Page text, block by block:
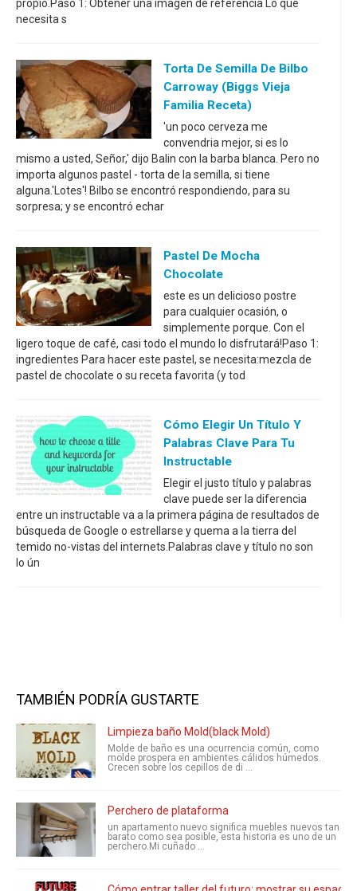
propio.Paso 1: Obtener una imagen de referencia Lo que
necesita s
Torta De Semilla De Bilbo
Carroway (Biggs Vieja
Familia Receta)
'un poco cerveza me
convendria mejor, si es lo
mismo a usted, Señor,' dijo Balin con la barba blanca. Pero no
importa algunos pastel - torta de la semilla, si tiene
alguna.'Lotes'! Bilbo se encontró respondiendo, para su
sorpresa; y se encontró echar
Pastel De Mocha
Chocolate
este es un delicioso postre
para cualquier ocasión, o
simplemente porque. Con el
ligero toque de café, casi todo el mundo lo disfrutará!Paso 1:
ingredientes Para hacer este pastel, se necesita:mezcla de
pastel de chocolate o su receta favorita (y tod
Cómo Elegir Un Título Y
Palabras Clave Para Tu
Instructable
Elegir el justo título y palabras
clave puede ser la diferencia
entre un instructable va a la primera página de resultados de
búsqueda de Google o estrellarse y quema a la tierra del
temido no-vistas del internets.Palabras clave y título no son
lo ún
TAMBIÉN PODRÍA GUSTARTE
Limpieza baño Mold(black Mold)
Molde de baño es una ocurrencia común, como
molde prospera en ambientes cálidos húmedos.
Crecen sobre los cepillos de di ...
Perchero de plataforma
un apartamento nuevo significa muebles nuevos tan
barato como sea posible, esta historia es uno de un
perchero.Mi cuñado ...